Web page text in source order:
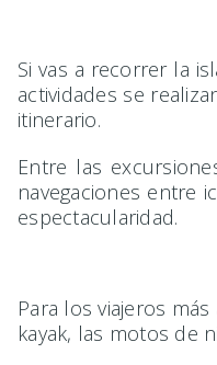
Si vas a recorrer la
actividades se
itinerario.
Entre las
navegaciones entre
espectacularidad.
Para los viajeros
kayak, las motos de